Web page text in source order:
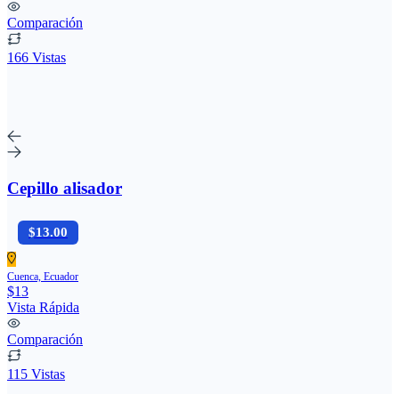
Comparación
166 Vistas
Cepillo alisador
$13.00
Cuenca, Ecuador
$13
Vista Rápida
Comparación
115 Vistas